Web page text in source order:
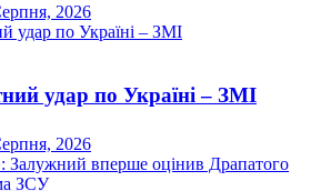
2026
удар по Україні – ЗМІ
2026